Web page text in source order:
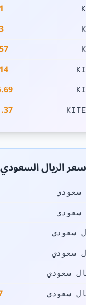
185.69
371.37
سعر الريال